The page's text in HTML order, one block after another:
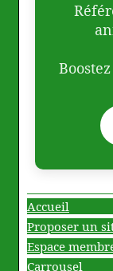
Accueil
Proposer un
Espace
Carrousel